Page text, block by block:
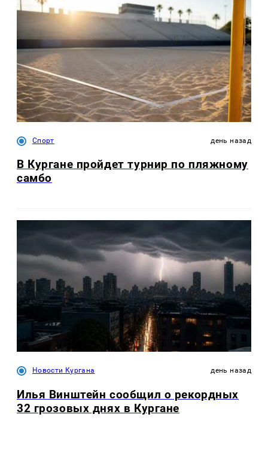
Спорт день назад
В Кургане пройдет турнир по пляжному
самбо
Новости Кургана день назад
Илья Винштейн сообщил о рекордных
32 грозовых днях в Кургане